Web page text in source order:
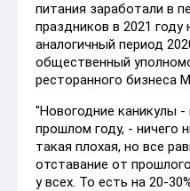
питания заработали в
праздников в 2021
аналогичный период
общественный
ресторанного бизнеса
"Новогодние каникулы
прошлом году, - ничего
такая плохая, но все
отставание от
у всех. То есть на 20-